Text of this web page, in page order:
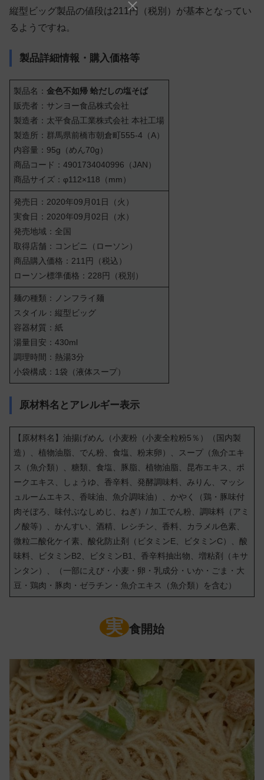
縦型ビッグ製品の値段は211円（税別）が基本となってい
るようですね。
製品詳細情報・購入価格等
製品名：金色不如帰 蛤だしの塩そば
販売者：サンヨー食品株式会社
製造者：太平食品工業株式会社 本社工場
製造所：群馬県前橋市朝倉町555-4（A）
内容量：95g（めん70g）
商品コード：4901734040996（JAN）
商品サイズ：φ112×118（mm）
発売日：2020年09月01日（火）
実食日：2020年09月02日（水）
発売地域：全国
取得店舗：コンビニ（ローソン）
商品購入価格：211円（税込）
ローソン標準価格：228円（税別）
麺の種類：ノンフライ麺
スタイル：縦型ビッグ
容器材質：紙
湯量目安：430ml
調理時間：熱湯3分
小袋構成：1袋（液体スープ）
原材料名とアレルギー表示
【原材料名】油揚げめん（小麦粉（小麦全粒粉5％）（国内製
造）、植物油脂、でん粉、食塩、粉末卵）、スープ（魚介エキ
ス（魚介類）、糖類、食塩、豚脂、植物油脂、昆布エキス、ポ
ークエキス、しょうゆ、香辛料、発酵調味料、みりん、マッシ
ュルームエキス、香味油、魚介調味油）、かやく（鶏・豚味付
肉そぼろ、味付ぶなしめじ、ねぎ）/ 加工でん粉、調味料（アミ
ノ酸等）、かんすい、酒精、レシチン、香料、カラメル色素、
微粒二酸化ケイ素、酸化防止剤（ビタミンE、ビタミンC）、酸
味料、ビタミンB2、ビタミンB1、香辛料抽出物、増粘剤（キサ
ンタン）、（一部にえび・小麦・卵・乳成分・いか・ごま・大
豆・鶏肉・豚肉・ゼラチン・魚介エキス（魚介類）を含む）
実 食開始